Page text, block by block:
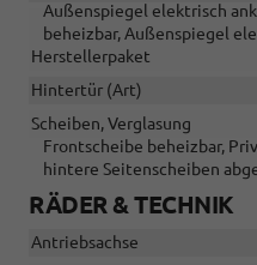
Außenspiegel elektrisch
beheizbar, Außenspiegel
Herstellerpaket
Hintertür (Art)
Scheiben, Verglasung
Frontscheibe beheizbar,
hintere Seitenscheiben
RÄDER & TECHNIK
Antriebsachse